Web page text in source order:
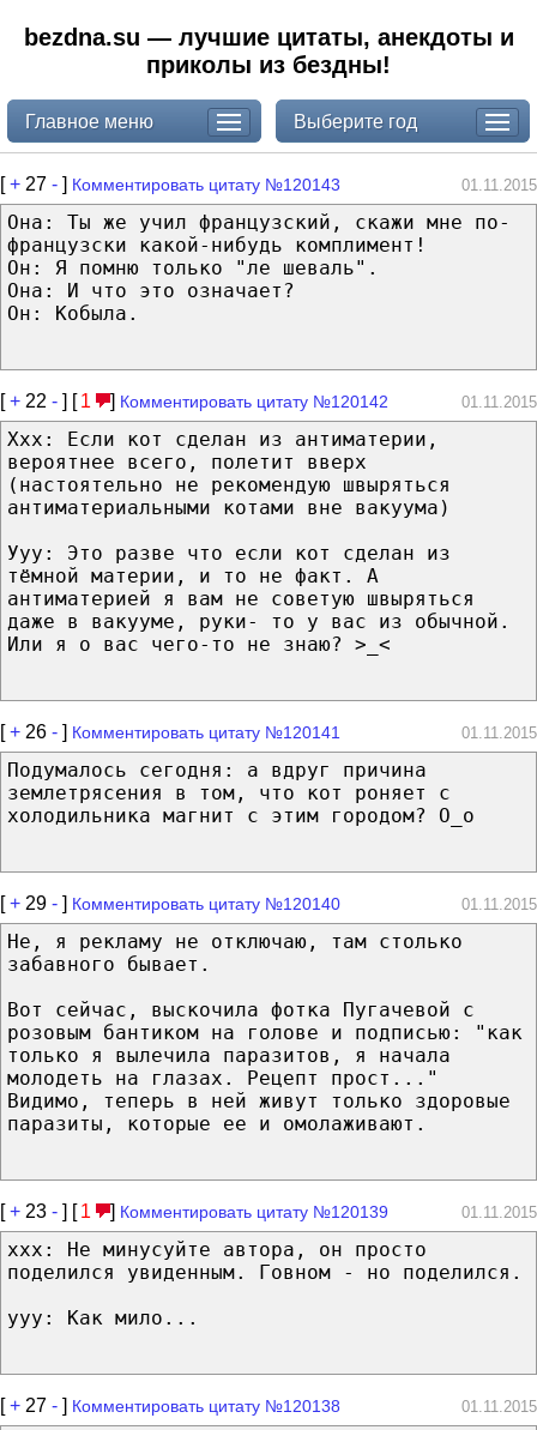
bezdna.su — лучшие цитаты, анекдоты и
приколы из бездны!
Главное меню Выберите год
[+ 27 - ] Комментировать цитату №120143 01.11.2015
Она: Ты же учил французский, скажи мне по-
французски какой-нибудь комплимент!
Он: Я помню только "ле шеваль".
Она: И что это означает?
Он: Кобыла.
[+ 22 - ] [ 1 ] Комментировать цитату №120142 01.11.2015
Ххх: Если кот сделан из антиматерии,
вероятнее всего, полетит вверх
(настоятельно не рекомендую швыряться
антиматериальными котами вне вакуума)
Ууу: Это разве что если кот сделан из
тёмной материи, и то не факт. А
антиматерией я вам не советую швыряться
даже в вакууме, руки- то у вас из обычной.
Или я о вас чего-то не знаю? >_<
[+ 26 - ] Комментировать цитату №120141 01.11.2015
Подумалось сегодня: а вдруг причина
землетрясения в том, что кот роняет с
холодильника магнит с этим городом? O_o
[+ 29 - ] Комментировать цитату №120140 01.11.2015
Не, я рекламу не отключаю, там столько
забавного бывает.
Вот сейчас, выскочила фотка Пугачевой с
розовым бантиком на голове и подписью: "как
только я вылечила паразитов, я начала
молодеть на глазах. Рецепт прост..."
Видимо, теперь в ней живут только здоровые
паразиты, которые ее и омолаживают.
[+ 23 - ] [ 1 ] Комментировать цитату №120139 01.11.2015
xxx: Не минусуйте автора, он просто
поделился увиденным. Говном - но поделился.
yyy: Как мило...
[+ 27 - ] Комментировать цитату №120138 01.11.2015